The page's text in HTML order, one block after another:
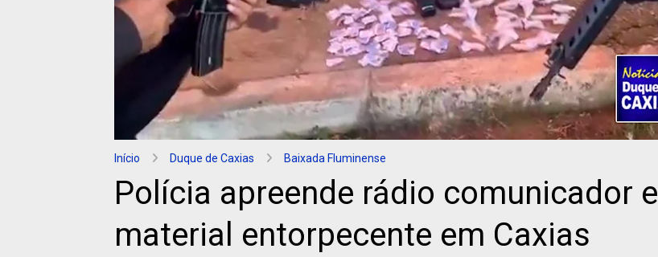
Início Duque de Caxias Baixada Fluminense
Polícia apreende rádio comunicador e
material entorpecente em Caxias